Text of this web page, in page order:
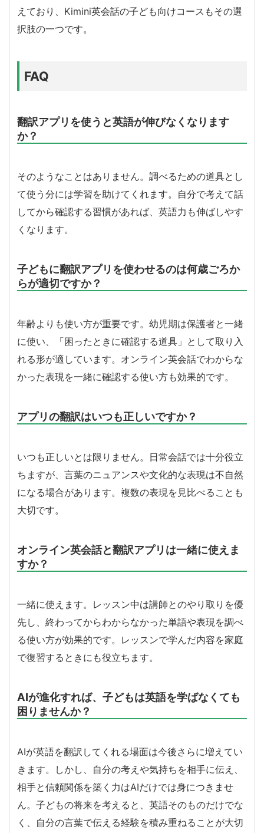
えており、Kimini英会話の子ども向けコースもその選
択肢の一つです。
FAQ
翻訳アプリを使うと英語が伸びなくなります
か？
そのようなことはありません。調べるための道具とし
て使う分には学習を助けてくれます。自分で考えて話
してから確認する習慣があれば、英語力も伸ばしやす
くなります。
子どもに翻訳アプリを使わせるのは何歳ごろか
らが適切ですか？
年齢よりも使い方が重要です。幼児期は保護者と一緒
に使い、「困ったときに確認する道具」として取り入
れる形が適しています。オンライン英会話でわからな
かった表現を一緒に確認する使い方も効果的です。
アプリの翻訳はいつも正しいですか？
いつも正しいとは限りません。日常会話では十分役立
ちますが、言葉のニュアンスや文化的な表現は不自然
になる場合があります。複数の表現を見比べることも
大切です。
オンライン英会話と翻訳アプリは一緒に使えま
すか？
一緒に使えます。レッスン中は講師とのやり取りを優
先し、終わってからわからなかった単語や表現を調べ
る使い方が効果的です。レッスンで学んだ内容を家庭
で復習するときにも役立ちます。
AIが進化すれば、子どもは英語を学ばなくても
困りませんか？
AIが英語を翻訳してくれる場面は今後さらに増えてい
きます。しかし、自分の考えや気持ちを相手に伝え、
相手と信頼関係を築く力はAIだけでは身につきませ
ん。子どもの将来を考えると、英語そのものだけでな
く、自分の言葉で伝える経験を積み重ねることが大切